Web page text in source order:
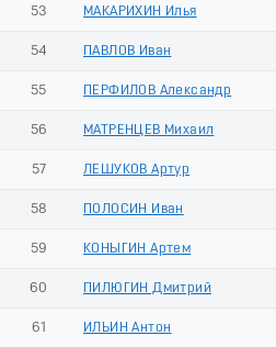
53 МАКАРИХИН Илья
54 ПАВЛОВ Иван
55 ПЕРФИЛОВ Александр
56 МАТРЕНЦЕВ Михаил
57 ЛЕШУКОВ Артур
58 ПОЛОСИН Иван
59 КОНЫГИН Артем
60 ПИЛЮГИН Дмитрий
61 ИЛЬИН Антон